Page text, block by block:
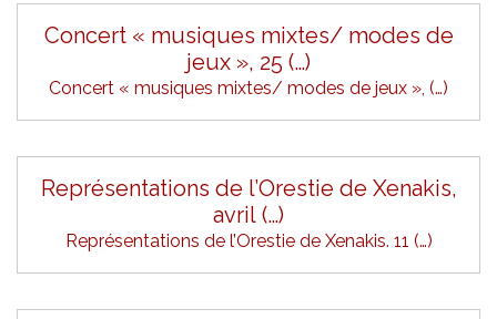
Concert « musiques mixtes/ modes de
jeux », 25 (…)
Concert « musiques mixtes/ modes de jeux », (…)
Représentations de l’Orestie de Xenakis,
avril (…)
Représentations de l’Orestie de Xenakis. 11 (…)